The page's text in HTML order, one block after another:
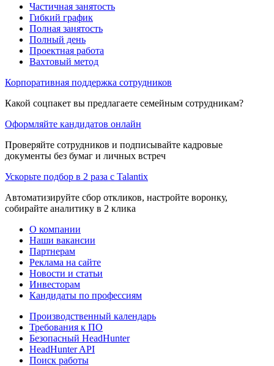
Частичная занятость
Гибкий график
Полная занятость
Полный день
Проектная работа
Вахтовый метод
Корпоративная поддержка сотрудников
Какой соцпакет вы предлагаете семейным сотрудникам?
Оформляйте кандидатов онлайн
Проверяйте сотрудников и подписывайте кадровые
документы без бумаг и личных встреч
Ускорьте подбор в 2 раза с Talantix
Автоматизируйте сбор откликов, настройте воронку,
собирайте аналитику в 2 клика
О компании
Наши вакансии
Партнерам
Реклама на сайте
Новости и статьи
Инвесторам
Кандидаты по профессиям
Производственный календарь
Требования к ПО
Безопасный HeadHunter
HeadHunter API
Поиск работы